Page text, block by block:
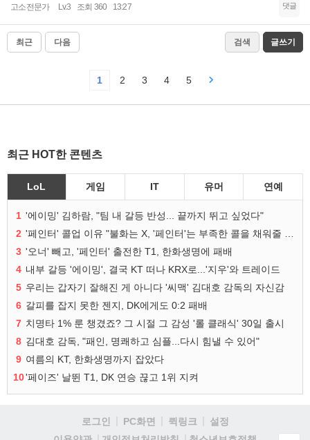
고소전문가 Lv.3 조회 360 13:27 댓글
최근 다음 검색 글쓰기
1 2 3 4 5
최근 HOT한 콘텐츠
LoL 게임 IT 유머 연예
1 '에이밍' 김하람, "팀 내 갈등 반성... 끝까지 뛰고 싶었다"
2
3 '오너' 빼고, '페인터' 출전한 T1, 한화생명에 패배
4 내부 갈등 '에이밍', 결국 KT 떠나 KRX로...'지우'와 트레이드
5 우리는 갑자기 잘해진 게 아니다 '씨맥' 김대호 감독의 자신감
6 갈피를 잡지 못한 젠지, DK에게도 0:2 패배
7 치명타 1% 룬 챙겼죠? 그 시절 그 감성 '롤 클래식' 30일 출시
8 김대호 감독, "패인, 명쾌하고 심플...다시 힘낼 수 있어"
9 여름의 KT, 한화생명까지 잡았다
10'페이즈' 날뛴 T1, DK 연승 끊고 1위 지켜
로그인 PC화면 퀵링크
설정